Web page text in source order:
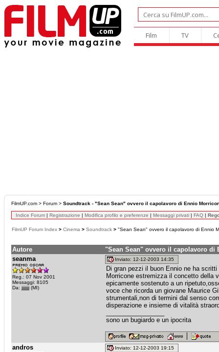
Film TV
FilmUP.com > Forum > Soundtrack - "Sean Sean" ovvero il capolavoro di Ennio
Indice Forum | Registrazione | Modifica profilo e preferenze | Messaggi privati | FAQ |
FilmUP Forum Index > Cinema > Soundtrack > "Sean Sean" ovvero il capolavoro di Ennio
Autore
"Sean Sean" ovvero il capolavoro di
seanma
Reg.: 07 Nov 2001
Messaggi: 8105
Da: jjjjjjjj (MI)
Inviato: 12-12-2003 14:35
Di gran pezzi il buon Ennio ne ha
Morricone estremizza il concetto della
epicamente sostenuto a un
voce che ricorda un giovane Maurice
strumentali,non di termini dal senso
disperazione e insieme di vitalità
sono un bugiardo e un ipocrita
andros Inviato: 12-12-2003 19:15